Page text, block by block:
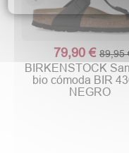
79,90 €89,95
BIRKENSTOCK
bio cómoda BIR
NEGRO